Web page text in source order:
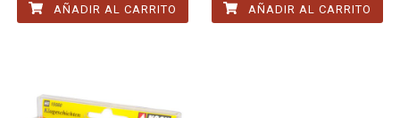
AÑADIR AL CARRITO AÑADIR AL CARRITO